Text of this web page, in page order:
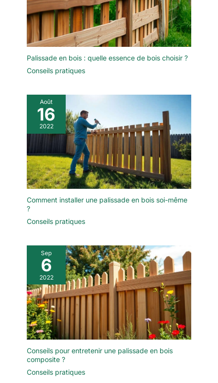
Palissade en bois : quelle essence de bois choisir ?
Conseils pratiques
Août
16
2022
Comment installer une palissade en bois soi-même
?
Conseils pratiques
Sep
6
2022
Conseils pour entretenir une palissade en bois
composite ?
Conseils pratiques